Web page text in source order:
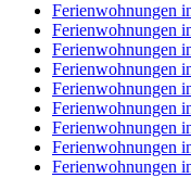
Ferienwohnungen
Ferienwohnungen
Ferienwohnungen
Ferienwohnungen
Ferienwohnungen
Ferienwohnungen
Ferienwohnungen
Ferienwohnungen
Ferienwohnungen